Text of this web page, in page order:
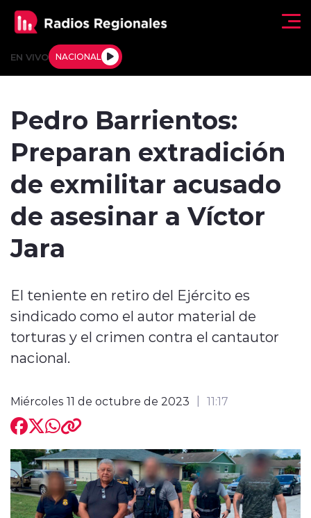
EN VIVO NACIONAL
Tendencias
Entrevistas
modo claro
Pedro Barrientos:
Preparan extradición
de exmilitar acusado
de asesinar a Víctor
Jara
El teniente en retiro del Ejército es
sindicado como el autor material de
torturas y el crimen contra el cantautor
nacional.
Miércoles 11 de octubre de 2023 11:17